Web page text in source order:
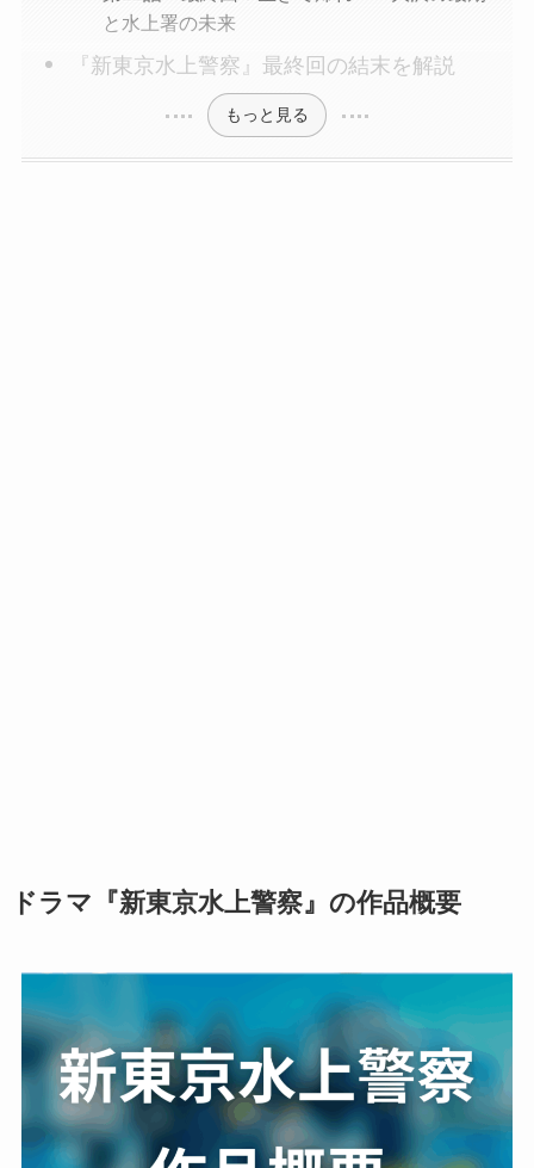
と水上署の未来
『新東京水上警察』最終回の結末を解説
もっと見る
ドラマ『新東京水上警察』の作品概要